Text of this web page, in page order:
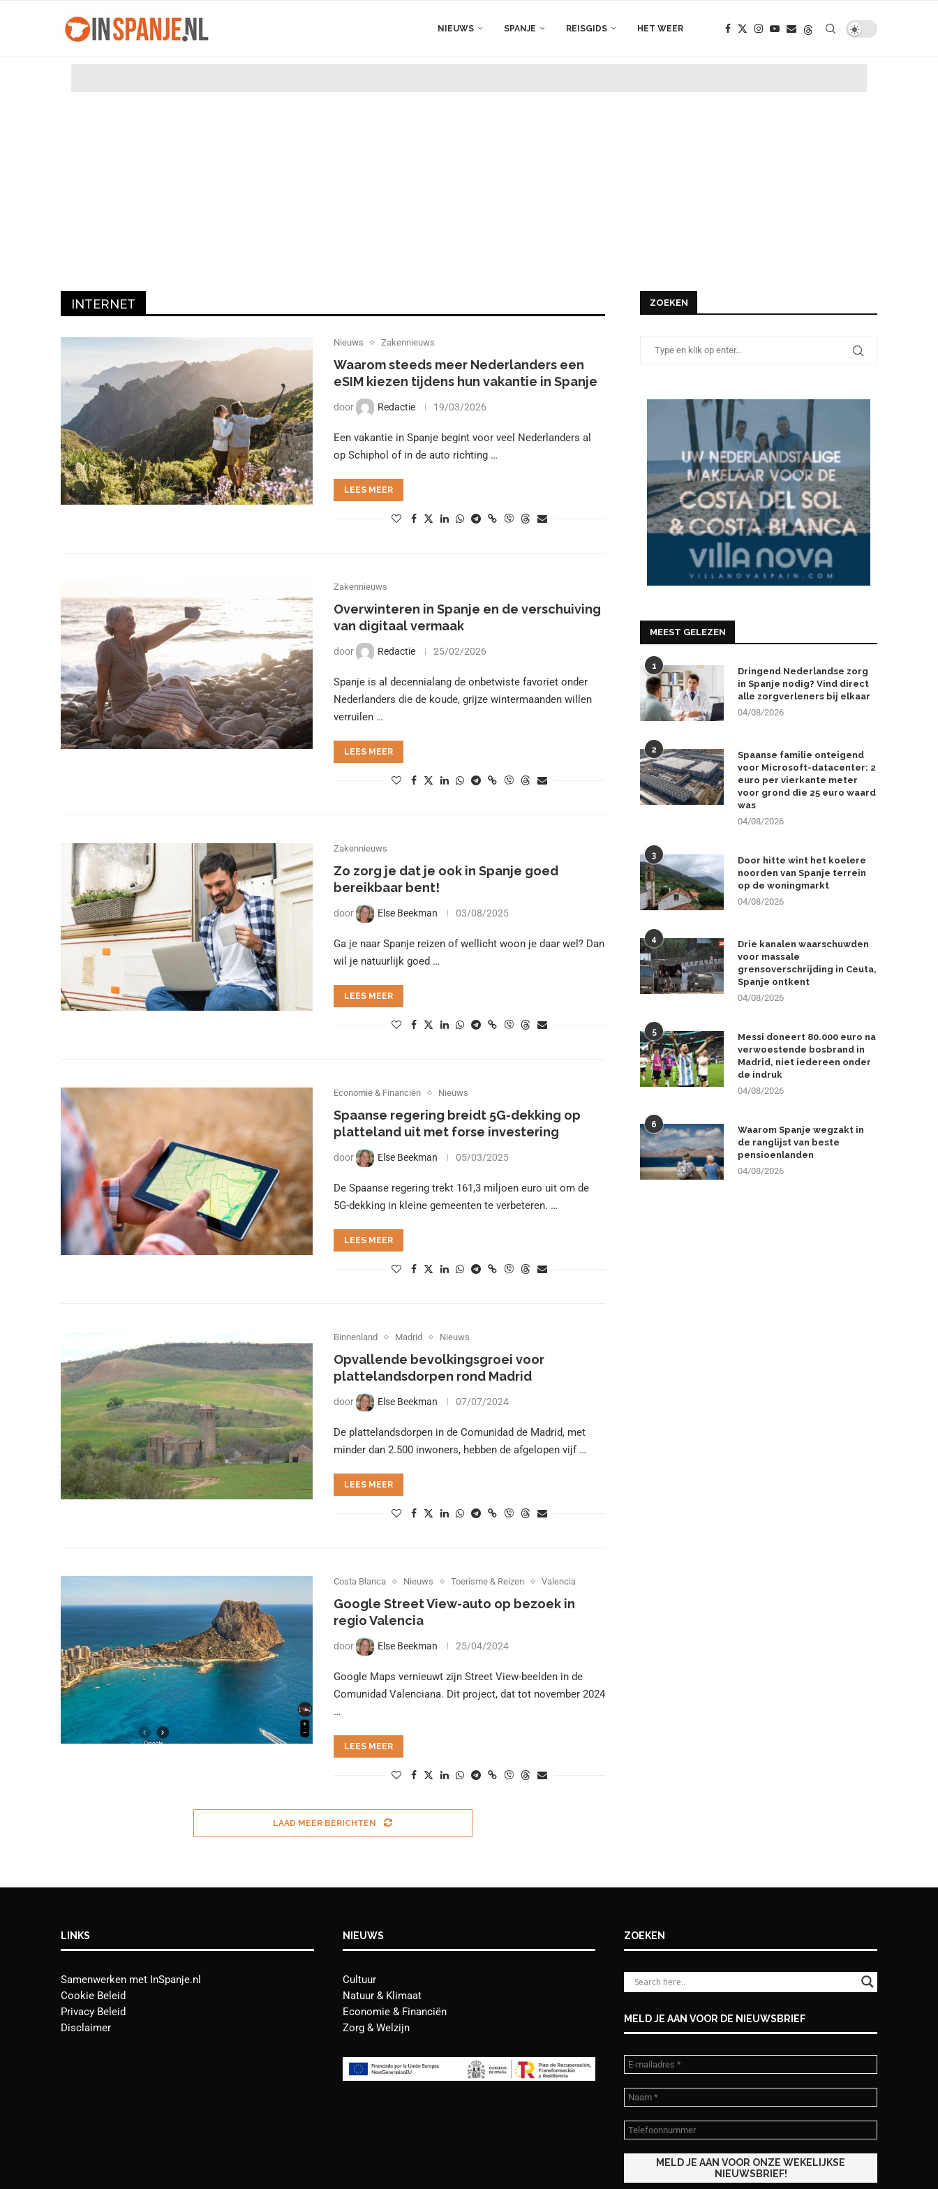
NIEUWS SPANJE REISGIDS HET WEER
INTERNET
Nieuws Zakennieuws
Waarom steeds meer Nederlanders een
eSIM kiezen tijdens hun vakantie in Spanje
door Redactie 19/03/2026
Een vakantie in Spanje begint voor veel Nederlanders al
op Schiphol of in de auto richting …
LEES MEER
Zakennieuws
Overwinteren in Spanje en de verschuiving
van digitaal vermaak
door Redactie 25/02/2026
Spanje is al decennialang de onbetwiste favoriet onder
Nederlanders die de koude, grijze wintermaanden willen
verruilen …
LEES MEER
Zakennieuws
Zo zorg je dat je ook in Spanje goed
bereikbaar bent!
door Else Beekman 03/08/2025
Ga je naar Spanje reizen of wellicht woon je daar wel? Dan
wil je natuurlijk goed …
LEES MEER
Economie & Financiën Nieuws
Spaanse regering breidt 5G-dekking op
platteland uit met forse investering
door Else Beekman 05/03/2025
De Spaanse regering trekt 161,3 miljoen euro uit om de
5G-dekking in kleine gemeenten te verbeteren. …
LEES MEER
Binnenland Madrid Nieuws
Opvallende bevolkingsgroei voor
plattelandsdorpen rond Madrid
door Else Beekman 07/07/2024
De plattelandsdorpen in de Comunidad de Madrid, met
minder dan 2.500 inwoners, hebben de afgelopen vijf …
LEES MEER
Costa Blanca Nieuws Toerisme & Reizen Valencia
Google Street View-auto op bezoek in
regio Valencia
door Else Beekman 25/04/2024
Google Maps vernieuwt zijn Street View-beelden in de
Comunidad Valenciana. Dit project, dat tot november 2024
…
LEES MEER
LAAD MEER BERICHTEN
ZOEKEN
MEEST GELEZEN
1
Dringend Nederlandse zorg
in Spanje nodig? Vind direct
alle zorgverleners bij elkaar
04/08/2026
2
Spaanse familie onteigend
voor Microsoft-datacenter: 2
euro per vierkante meter
voor grond die 25 euro waard
was
04/08/2026
3
Door hitte wint het koelere
noorden van Spanje terrein
op de woningmarkt
04/08/2026
4
Drie kanalen waarschuwden
voor massale
grensoverschrijding in Ceuta,
Spanje ontkent
04/08/2026
5
Messi doneert 80.000 euro na
verwoestende bosbrand in
Madrid, niet iedereen onder
de indruk
04/08/2026
6
Waarom Spanje wegzakt in
de ranglijst van beste
pensioenlanden
04/08/2026
LINKS
Samenwerken met InSpanje.nl
Cookie Beleid
Privacy Beleid
Disclaimer
NIEUWS
Cultuur
Natuur & Klimaat
Economie & Financiën
Zorg & Welzijn
ZOEKEN
MELD JE AAN VOOR DE NIEUWSBRIEF